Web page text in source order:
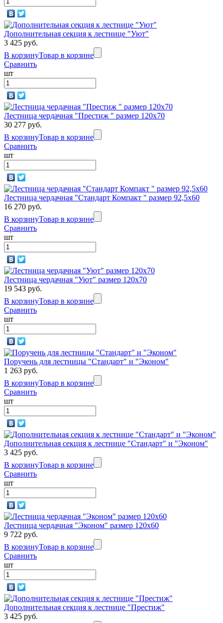
Дополнительная секция к лестнице "Уют"
3 425 руб.
В корзинуТовар в корзине
Сравнить
шт
Лестница чердачная "Престиж " размер 120х70
30 277 руб.
В корзинуТовар в корзине
Сравнить
шт
Лестница чердачная "Стандарт Компакт " размер 92,5х60
16 270 руб.
В корзинуТовар в корзине
Сравнить
шт
Лестница чердачная "Уют" размер 120х70
19 543 руб.
В корзинуТовар в корзине
Сравнить
шт
Поручень для лестницы "Стандарт" и "Эконом"
1 263 руб.
В корзинуТовар в корзине
Сравнить
шт
Дополнительная секция к лестнице "Стандарт" и "Эконом"
3 425 руб.
В корзинуТовар в корзине
Сравнить
шт
Лестница чердачная "Эконом" размер 120х60
9 722 руб.
В корзинуТовар в корзине
Сравнить
шт
Дополнительная секция к лестнице "Престиж"
3 425 руб.